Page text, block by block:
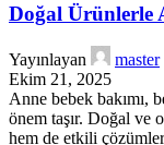
Doğal Ürünlerle
Yayınlayan
master
Ekim 21, 2025
Anne bebek bakımı,
önem taşır. Doğal ve
hem de etkili